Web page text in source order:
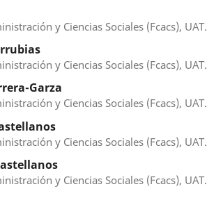
y Ciencias Sociales (Fcacs), UAT.
y Ciencias Sociales (Fcacs), UAT.
Garza
y Ciencias Sociales (Fcacs), UAT.
y Ciencias Sociales (Fcacs), UAT.
y Ciencias Sociales (Fcacs), UAT.